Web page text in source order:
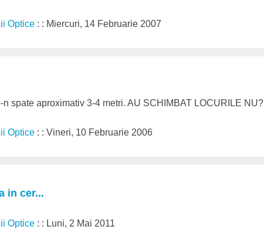
Optice : : Miercuri, 14 Februarie 2007
spate aproximativ 3-4 metri. AU SCHIMBAT LOCURILE NU?
Optice : : Vineri, 10 Februarie 2006
in cer...
Optice : : Luni, 2 Mai 2011